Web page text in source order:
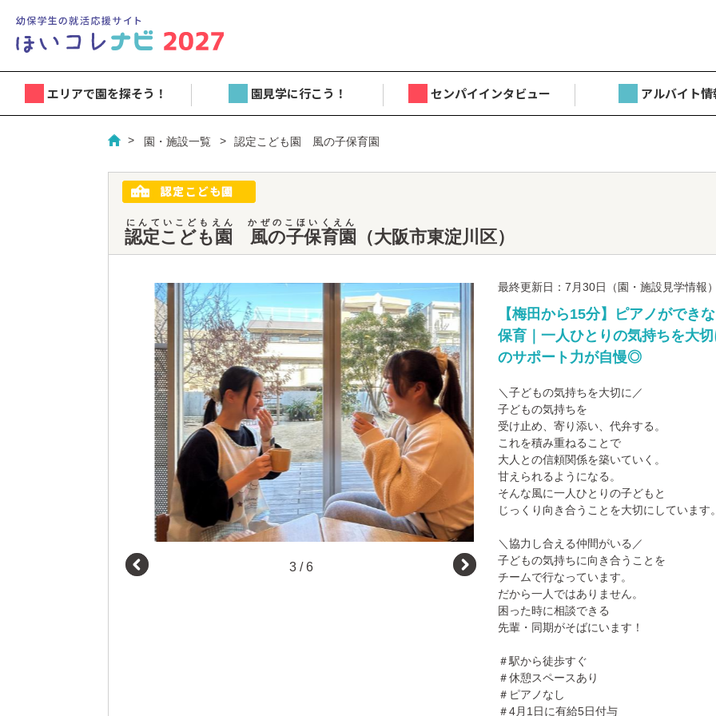
エリアで園を探そう！ 園見学に行こう！ センパイインタビュー アルバイト情
園・施設一覧 認定こども園 風の子保育園
認定こども園 風の子保育園
にんていこどもえん かぜのこほいくえん
（大阪市東淀川区）
3 /6
最終更新日：7月30日（園・施設見学情報
【梅田から15分】ピアノができ
保育｜一人ひとりの気持ちを大
のサポート力が自慢◎
＼子どもの気持ちを大切に／
子どもの気持ちを
受け止め、寄り添い、代弁する。
これを積み重ねることで
大人との信頼関係を築いていく。
甘えられるようになる。
そんな風に一人ひとりの子どもと
じっくり向き合うことを大切にしています
＼協力し合える仲間がいる／
子どもの気持ちに向き合うことを
チームで行なっています。
だから一人ではありません。
困った時に相談できる
先輩・同期がそばにいます！
＃駅から徒歩すぐ
＃休憩スペースあり
＃ピアノなし
＃4月1日に有給5日付与